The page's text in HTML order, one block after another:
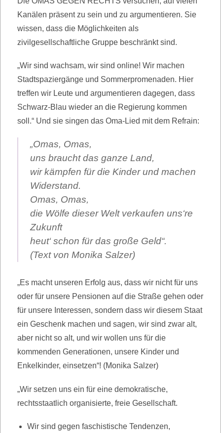
Kanälen präsent zu sein und zu argumentieren. Sie
wissen, dass die Möglichkeiten als
zivilgesellschaftliche Gruppe beschränkt sind.
„Wir sind wachsam, wir sind online! Wir machen
Stadtspaziergänge und Sommerpromenaden. Hier
treffen wir Leute und argumentieren dagegen, dass
Schwarz-Blau wieder an die Regierung kommen
soll.“ Und sie singen das Oma-Lied mit dem Refrain:
„Omas, Omas,
uns braucht das ganze Land,
wir kämpfen für die Kinder und machen
Widerstand.
Omas, Omas,
die Wölfe dieser Welt verkaufen uns‘re
Zukunft
heut‘ schon für das große Geld“.
(Text von Monika Salzer)
„Es macht unseren Erfolg aus, dass wir nicht für uns
oder für unsere Pensionen auf die Straße gehen oder
für unsere Interessen, sondern dass wir diesem Staat
ein Geschenk machen und sagen, wir sind zwar alt,
aber nicht so alt, und wir wollen uns für die
kommenden Generationen, unsere Kinder und
Enkelkinder, einsetzen“! (Monika Salzer)
„Wir setzen uns ein für eine demokratische,
rechtsstaatlich organisierte, freie Gesellschaft.
Wir sind gegen faschistische Tendenzen,